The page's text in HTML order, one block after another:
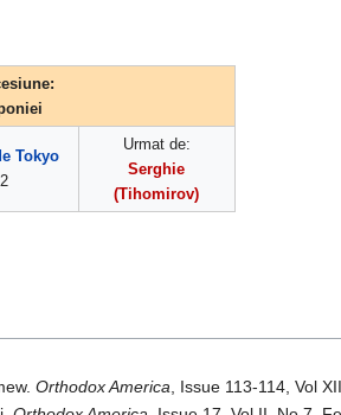
Tokyo
Urmat de:
Serghie
(Tihomirov)
Orthodox America , Issue 113-114, Vol